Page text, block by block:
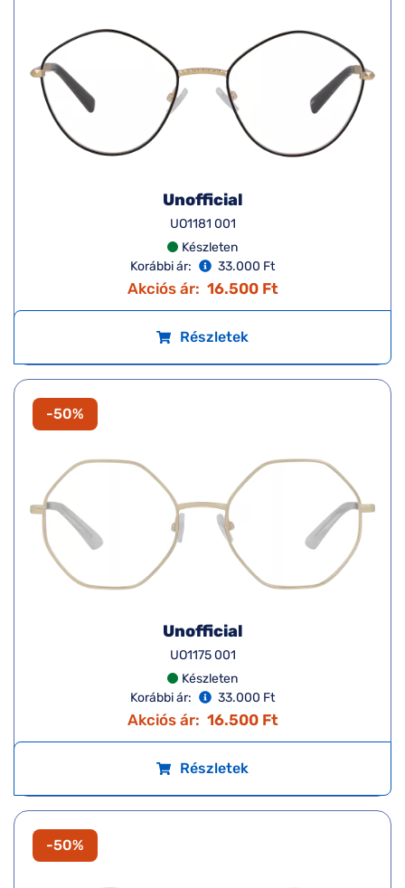
Unofficial
UO1181 001
Készleten
Korábbi ár:
33.000 Ft
Akciós ár: 16.500 Ft
Részletek
-50%
Unofficial
UO1175 001
Készleten
Korábbi ár:
33.000 Ft
Akciós ár: 16.500 Ft
Részletek
-50%